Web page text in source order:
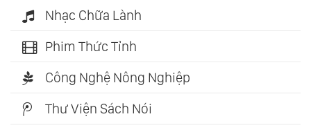
Nhạc Chữa Lành
Phim Thức Tỉnh
Công Nghệ Nông Nghiệp
Thư Viện Sách Nói